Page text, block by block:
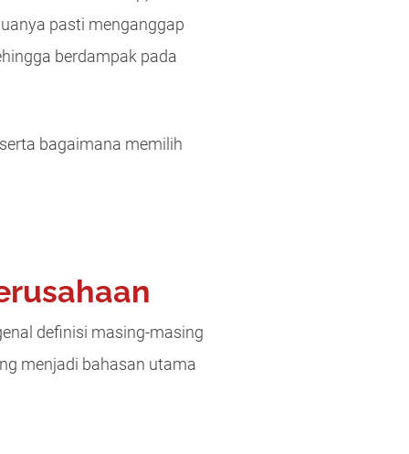
pasti menganggap
berdampak pada
bagaimana memilih
definisi masing-masing
menjadi bahasan utama